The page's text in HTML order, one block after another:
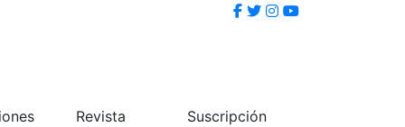
Revista
Suscripción